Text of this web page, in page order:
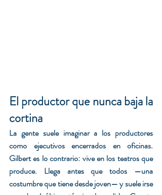
El productor que nunca baja la
cortina
La gente suele imaginar a los productores
como ejecutivos encerrados en oficinas.
Gilbert es lo contrario: vive en los teatros que
produce. Llega antes que todos —una
costumbre que tiene desde joven— y suele irse